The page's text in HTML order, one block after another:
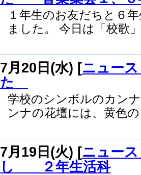
１年生のお友だちと６
ました。 今日は「校歌
7月20日(水) [ニュー
た
学校のシンボルのカン
ンナの花壇には、黄色
7月19日(火) [ニュー
し ２年生活科